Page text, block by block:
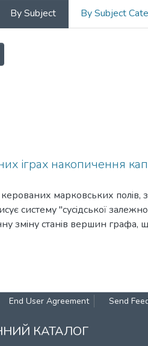
By Subject By Subject
Subject "local
іграх накопичення
керованих марковських
систему "сусiдської
змiну станiв вершин графа,
розв’язанню задачi
End User Agreement Send
КАТАЛОГ